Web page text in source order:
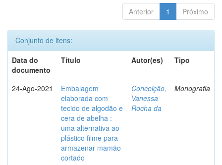
Anterior 1 Próximo
Conjunto de itens:
Data do
documento
Título Autor(es) Tipo
24-Ago-2021
Embalagem
elaborada com
tecido de algodão e
cera de abelha :
uma alternativa ao
plástico filme para
armazenar mamão
cortado
Conceição,
Vanessa
Rocha da
Monografia